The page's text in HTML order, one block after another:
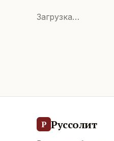
Загрузка…
Р Руссолит